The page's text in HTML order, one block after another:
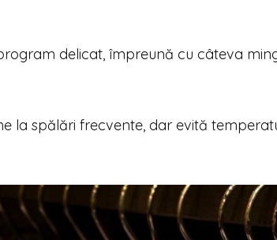
delicat, împreună cu câteva
la spălări frecvente, dar evită